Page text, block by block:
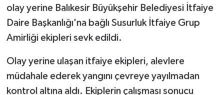
olay yerine Balıkesir Büyükşehir Belediyesi İtfaiye
Daire Başkanlığı'na bağlı Susurluk İtfaiye Grup
Amirliği ekipleri sevk edildi.
Olay yerine ulaşan itfaiye ekipleri, alevlere
müdahale ederek yangını çevreye yayılmadan
kontrol altına aldı. Ekiplerin çalışması sonucu
Kadın
MAGAZİN
Otomobil